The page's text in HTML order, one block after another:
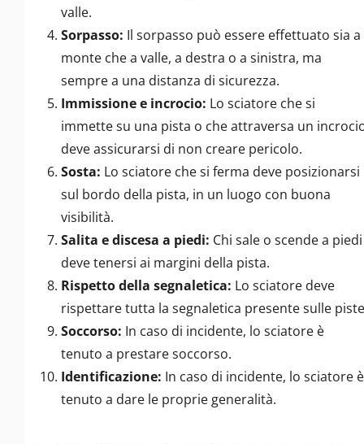
valle.
Sorpasso: Il sorpasso può essere effettuato sia a
monte che a valle, a destra o a sinistra, ma
sempre a una distanza di sicurezza.
Immissione e incrocio: Lo sciatore che si
immette su una pista o che attraversa un
deve assicurarsi di non creare pericolo.
Sosta: Lo sciatore che si ferma deve posizionarsi
sul bordo della pista, in un luogo con buona
visibilità.
Salita e discesa a piedi: Chi sale o scende a piedi
deve tenersi ai margini della pista.
Rispetto della segnaletica: Lo sciatore deve
rispettare tutta la segnaletica presente sulle
Soccorso: In caso di incidente, lo sciatore è
tenuto a prestare soccorso.
Identificazione: In caso di incidente, lo sciatore è
tenuto a dare le proprie generalità.